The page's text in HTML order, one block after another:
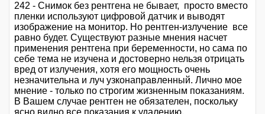
242 - Снимок без рентгена не бывает, просто вместо
пленки используют цифровой датчик и выводят
изображение на монитор. Но рентген-излучение все
равно будет. Существуют разные мнения насчет
применения рентгена при беременности, но сама по
себе тема не изучена и достоверно нельзя отрицать
вред от излучения, хотя его мощность очень
незначительна и луч узконаправленный. Лично мое
мнение - только по строгим жизненным показаниям.
В Вашем случае рентген не обязателен, поскольку